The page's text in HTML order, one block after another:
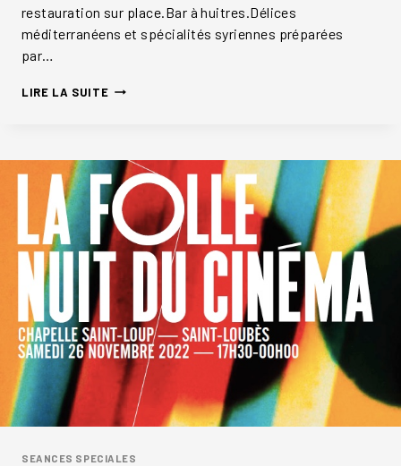
restauration sur place.Bar à huitres.Délices
méditerranéens et spécialités syriennes préparées
par…
LIRE LA SUITEMIDI
SEANCES SPECIALES